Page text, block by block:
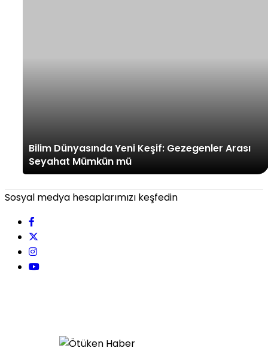
Bilim Dünyasında Yeni Keşif: Gezegenler Arası
Seyahat Mümkün mü
Sosyal medya hesaplarımızı keşfedin